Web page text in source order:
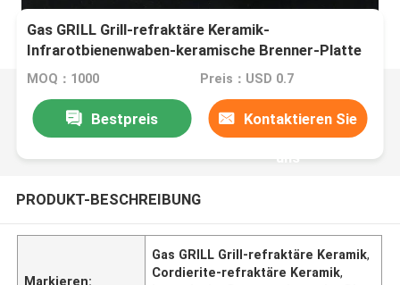
Gas GRILL Grill-refraktäre Keramik-
Infrarotbienenwaben-keramische Brenner-Platte
MOQ：1000 Preis：USD 0.7
Bestpreis Kontaktieren Sie
uns
PRODUKT-BESCHREIBUNG
Markieren:
Gas GRILL Grill-refraktäre Keramik,
Cordierite-refraktäre Keramik,